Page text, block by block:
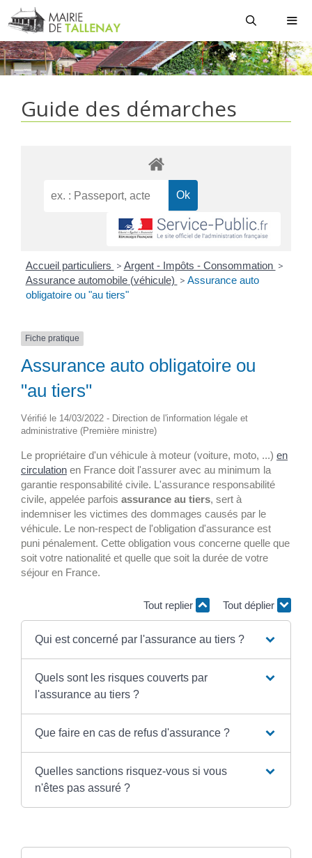
Aller
au
contenu
Guide des démarches
Accueil particuliers > Argent - Impôts - Consommation >
Assurance automobile (véhicule) > Assurance auto
obligatoire ou "au tiers"
Fiche pratique
Assurance auto obligatoire ou
"au tiers"
Vérifié le 14/03/2022 - Direction de l'information légale et
administrative (Première ministre)
Le propriétaire d'un véhicule à moteur (voiture, moto, ...) en
circulation en France doit l'assurer avec au minimum la
garantie responsabilité civile. L'assurance responsabilité
civile, appelée parfois assurance au tiers, sert à
indemniser les victimes des dommages causés par le
véhicule. Le non-respect de l'obligation d'assurance est
puni pénalement. Cette obligation vous concerne quelle que
soit votre nationalité et quelle que soit la durée de votre
séjour en France.
Tout replier Tout déplier
Qui est concerné par l'assurance au tiers ?
Quels sont les risques couverts par
l'assurance au tiers ?
Que faire en cas de refus d'assurance ?
Quelles sanctions risquez-vous si vous
n'êtes pas assuré ?